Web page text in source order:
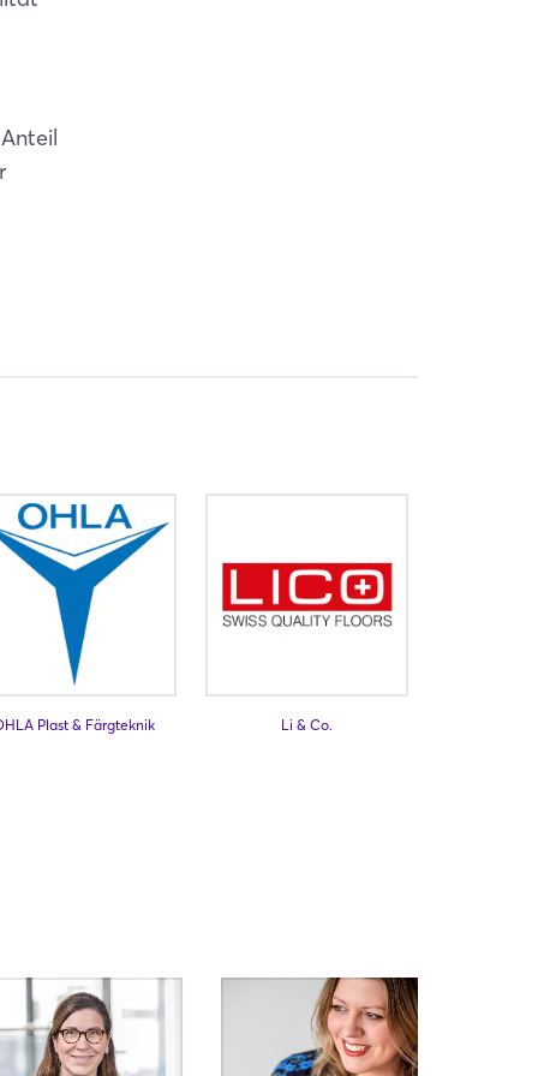
Plast & Färgteknik Li & Co.